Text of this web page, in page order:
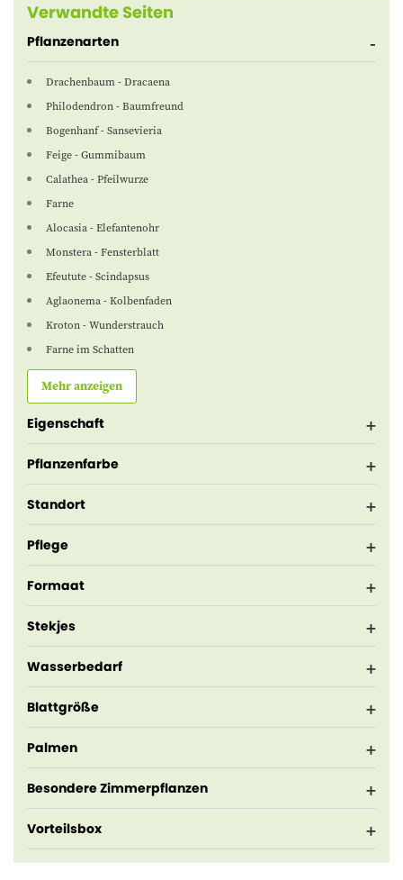
Verwandte Seiten
Pflanzenarten
Drachenbaum - Dracaena
Philodendron - Baumfreund
Bogenhanf - Sansevieria
Feige - Gummibaum
Calathea - Pfeilwurze
Farne
Alocasia - Elefantenohr
Monstera - Fensterblatt
Efeutute - Scindapsus
Aglaonema - Kolbenfaden
Kroton - Wunderstrauch
Farne im Schatten
Mehr anzeigen
Eigenschaft
Pflanzenfarbe
Standort
Pflege
Formaat
Stekjes
Wasserbedarf
Blattgröße
Palmen
Besondere Zimmerpflanzen
Vorteilsbox